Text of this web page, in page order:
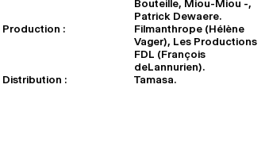
Bouteille, Miou-Miou -,
Patrick Dewaere.
Production :
Filmanthrope (Hélène
Vager), Les Productions
FDL (François
deLannurien).
Distribution :
Tamasa.